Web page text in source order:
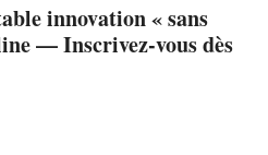
innovation « sans
— Inscrivez-vous dès